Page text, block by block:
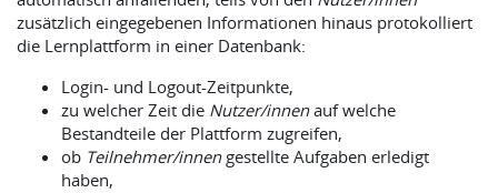
zusätzlich eingegebenen Informationen hinaus protokolliert
die Lernplattform in einer Datenbank:
Login- und Logout-Zeitpunkte,
zu welcher Zeit die Nutzer/innenauf welche
Bestandteile der Plattform zugreifen,
ob Teilnehmer/innengestellte Aufgaben erledigt
haben,